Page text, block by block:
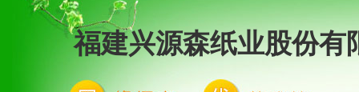
福建兴源森纸业股份有